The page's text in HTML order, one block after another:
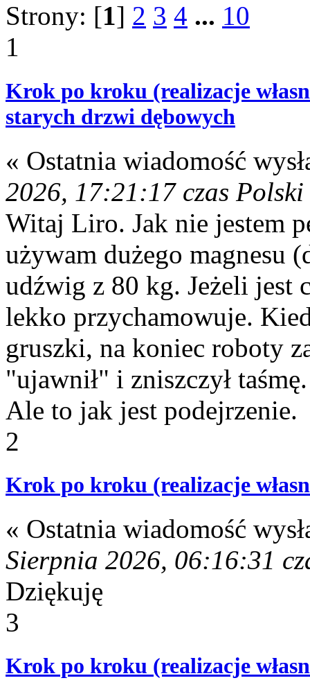
Strony: [1] 2 3 4 ... 10
1
Krok po kroku (realizacje
starych drzwi dębowych
« Ostatnia wiadomość
2026, 17:21:17 czas Polski
Witaj Liro. Jak nie jestem
używam dużego magnesu
udźwig z 80 kg. Jeżeli jest
lekko przychamowuje.
gruszki, na koniec roboty
"ujawnił" i zniszczył taśmę.
Ale to jak jest podejrzenie.
2
Krok po kroku (realizacje
« Ostatnia wiadomość
Sierpnia 2026, 06:16:31
Dziękuję
3
Krok po kroku (realizacje